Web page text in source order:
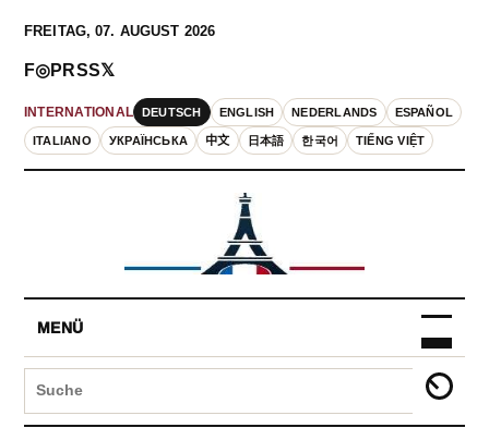
FREITAG, 07. AUGUST 2026
INTERNATIONAL DEUTSCH ENGLISH NEDERLANDS ESPAÑOL
ITALIANO УКРАЇНСЬКА 中文 日本語 한국어 TIẾNG VIỆT
F◎PRSS𝕏
MENÜ